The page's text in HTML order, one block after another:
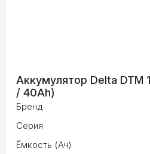
Аккумулятор Delta DTM
/ 40Ah)
Бренд
Серия
Ёмкость (Ач)